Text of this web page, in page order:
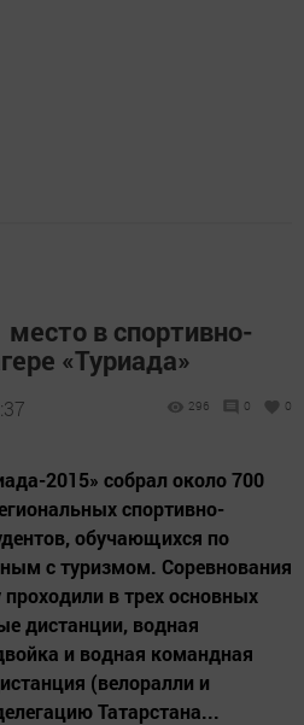
место в спортивно-
«Туриада»
296 0 0
2015» собрал около 700
спортивно-
обучающихся по
с туризмом. Соревнования
в трех основных
дистанции, водная
и водная командная
(велоралли и
Татарстана...